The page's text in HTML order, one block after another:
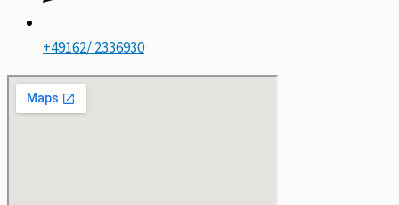
+49162/ 2336930